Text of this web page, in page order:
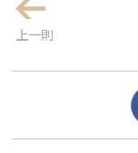
上一則